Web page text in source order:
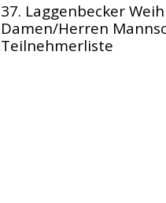
37. Laggenbecker
Damen/Herren
Teilnehmerliste